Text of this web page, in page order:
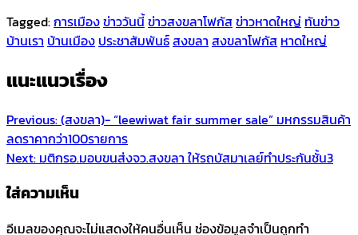
Tagged:การเมืองข่าววันนี้ข่าวสงขลาโฟกัสข่าวหาดใหญ่ ทันข่าว
บ้านเรา บ้านเมือง ประชาสัมพันธ์สงขลา สงขลาโฟกัส หาดใหญ่
แนะแนวเรื่อง
Previous:(สงขลา)- “leewiwat fair summer sale” มหกรรมสินค้า
ลดราคากว่า100รายการ
Next: มติกรอ.มอบขนส่งจว.สงขลา ให้รถบัสมาเลย์ทำประกันชั้น3
ใส่ความเห็น
อีเมลของคุณจะไม่แสดงให้คนอื่นเห็น ช่องข้อมูลจำเป็นถูกทำ